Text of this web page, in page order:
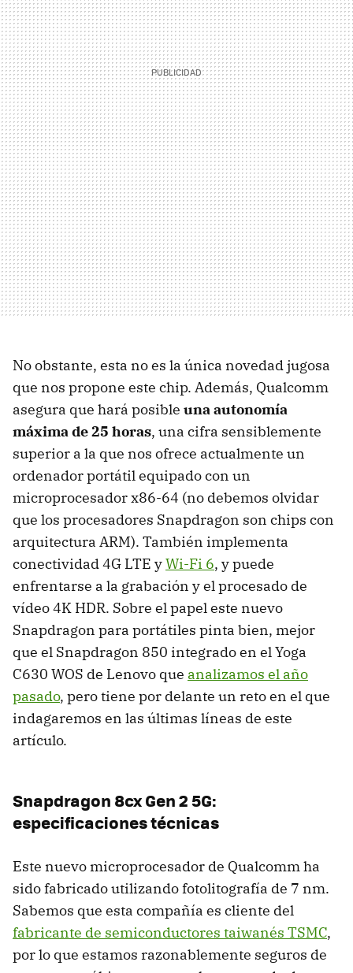
No obstante, esta no es la única novedad jugosa
que nos propone este chip. Además, Qualcomm
asegura que hará posible una autonomía
máxima de 25 horas, una cifra sensiblemente
superior a la que nos ofrece actualmente un
ordenador portátil equipado con un
microprocesador x86-64 (no debemos olvidar
que los procesadores Snapdragon son chips con
arquitectura ARM). También implementa
conectividad 4G LTE yWi-Fi 6, y puede
enfrentarse a la grabación y el procesado de
vídeo 4K HDR. Sobre el papel este nuevo
Snapdragon para portátiles pinta bien, mejor
que el Snapdragon 850 integrado en el Yoga
C630 WOS de Lenovo que analizamos el año
pasado, pero tiene por delante un reto en el que
indagaremos en las últimas líneas de este
artículo.
Snapdragon 8cx Gen 2 5G:
especificaciones técnicas
Este nuevo microprocesador de Qualcomm ha
sido fabricado utilizando fotolitografía de 7 nm.
Sabemos que esta compañía es cliente del
fabricante de semiconductores taiwanés TSMC,
por lo que estamos razonablemente seguros de